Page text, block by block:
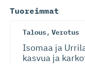
Tuoreimmat
Talous, Verotus
Isomaa ja
kasvua ja